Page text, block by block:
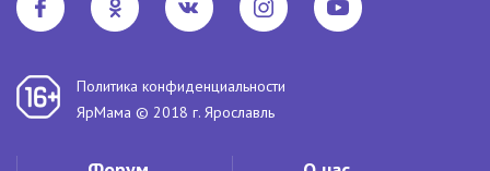
Политика конфиденциальности
ЯрМама © 2018 г. Ярославль